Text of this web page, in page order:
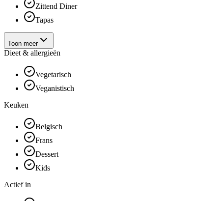
Zittend Diner
Tapas
Toon meer
Dieet & allergieën
Vegetarisch
Veganistisch
Keuken
Belgisch
Frans
Dessert
Kids
Actief in